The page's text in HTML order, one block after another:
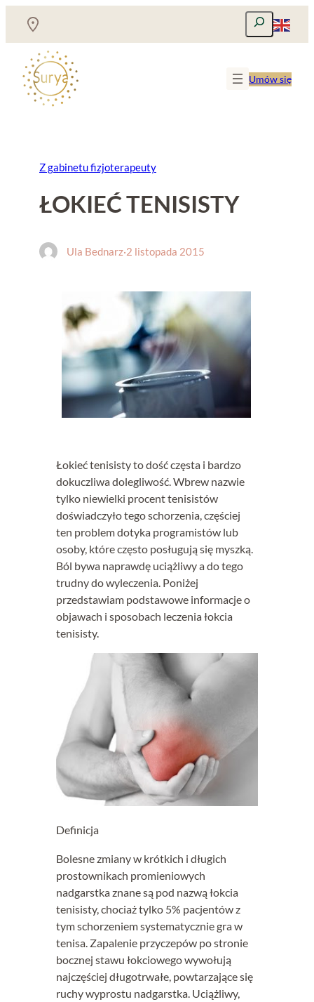
treści
Szukaj
Umów się
Z gabinetu fizjoterapeuty
ŁOKIEĆ TENISISTY
Ula Bednarz·2 listopada 2015
Łokieć tenisisty to dość częsta i bardzo
dokuczliwa dolegliwość. Wbrew nazwie
tylko niewielki procent tenisistów
doświadczyło tego schorzenia, częściej
ten problem dotyka programistów lub
osoby, które często posługują się myszką.
Ból bywa naprawdę uciążliwy a do tego
trudny do wyleczenia. Poniżej
przedstawiam podstawowe informacje o
objawach i sposobach leczenia łokcia
tenisisty.
Definicja
Bolesne zmiany w krótkich i długich
prostownikach promieniowych
nadgarstka znane są pod nazwą łokcia
tenisisty, chociaż tylko 5% pacjentów z
tym schorzeniem systematycznie gra w
tenisa. Zapalenie przyczepów po stronie
bocznej stawu łokciowego wywołują
najczęściej długotrwałe, powtarzające się
ruchy wyprostu nadgarstka. Uciążliwy,